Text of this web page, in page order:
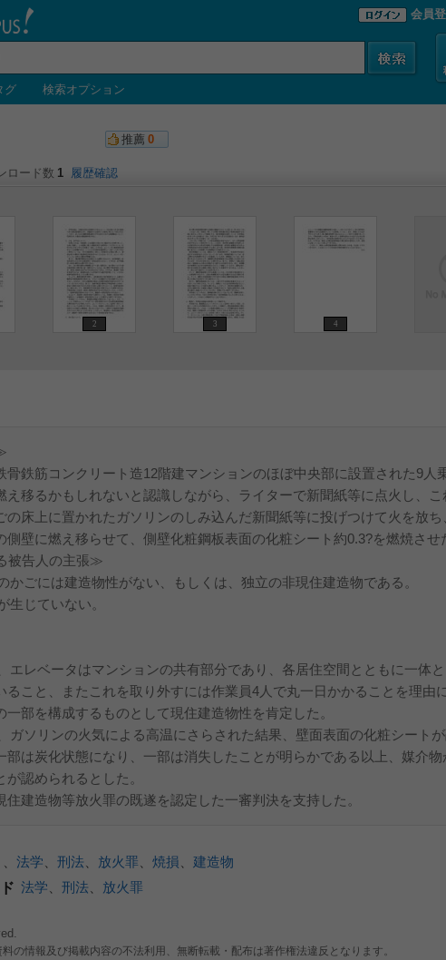
グ 検索オプション
会員
推薦 0
ロード数 1 履歴確認
2 3 4
鉄筋コンクリート造12階建マンションのほぼ中央部に設置された9人
え移るかもしれないと認識しながら、ライターで新聞紙等に点火し、こ
の床上に置かれたガソリンのしみ込んだ新聞紙等に投げつけて火を放ち
側壁に燃え移らせて、側壁化粧鋼板表面の化粧シート約0.3?を燃焼させ
被告人の主張≫
かごには建造物性がない、もしくは、独立の非現住建造物である。
生じていない。
エレベータはマンションの共有部分であり、各居住空間とともに一体
ること、またこれを取り外すには作業員4人で丸一日かかることを理由
一部を構成するものとして現住建造物性を肯定した。
ガソリンの火気による高温にさらされた結果、壁面表面の化粧シート
部は炭化状態になり、一部は消失したことが明らかである以上、媒介物
が認められるとした。
住建造物等放火罪の既遂を認定した一審判決を支持した。
法学 刑法 放火罪 焼損
建造物
法学 刑法 放火罪
料の情報及び掲載内容の不法利用、無断転載・配布は著作権法違反となります。